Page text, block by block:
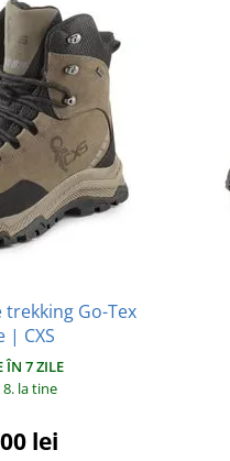
Go-Tex
| CXS
ÎN 7 ZILE
la tine
lei